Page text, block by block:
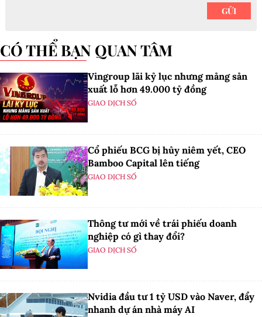
CÓ THỂ BẠN QUAN TÂM
Vingroup lãi kỷ lục nhưng mảng sản
xuất lỗ hơn 49.000 tỷ đồng
GIAO DỊCH SỐ
Cổ phiếu BCG bị hủy niêm yết, CEO
Bamboo Capital lên tiếng
GIAO DỊCH SỐ
Thông tư mới về trái phiếu doanh
nghiệp có gì thay đổi?
GIAO DỊCH SỐ
Nvidia đầu tư 1 tỷ USD vào Naver, đẩy
nhanh dự án nhà máy AI